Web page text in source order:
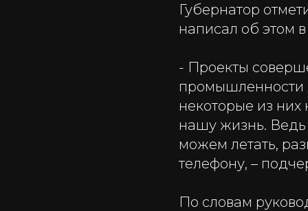
Губернатор
написал об этом
- Проекты
промышленности
некоторые из них
нашу жизнь.
можем летать,
телефону, –
По словам